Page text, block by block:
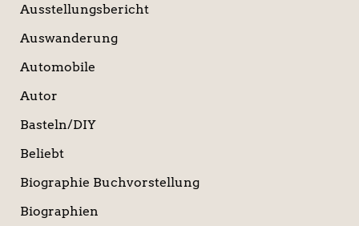
Ausstellungsbericht
Auswanderung
Automobile
Autor
Basteln/DIY
Beliebt
Biographie Buchvorstellung
Biographien